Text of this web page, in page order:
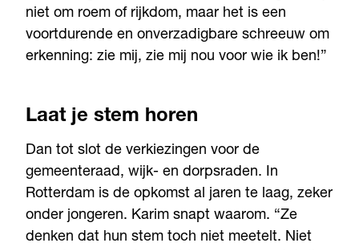
niet om roem of rijkdom, maar het is een
voortdurende en onverzadigbare schreeuw om
erkenning: zie mij, zie mij nou voor wie ik ben!”
Laat je stem horen
Dan tot slot de verkiezingen voor de
gemeenteraad, wijk- en dorpsraden. In
Rotterdam is de opkomst al jaren te laag, zeker
onder jongeren. Karim snapt waarom. “Ze
denken dat hun stem toch niet meetelt. Niet